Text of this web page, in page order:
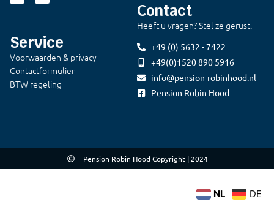
Contact
Heeft u vragen? Stel ze gerust.
+49 (0) 5632 - 7422
+49(0)1520 890 5916
info@pension-robinhood.nl
Pension Robin Hood
Service
Voorwaarden & privacy
Contactformulier
BTW regeling
Pension Robin Hood Copyright | 2024
NL DE